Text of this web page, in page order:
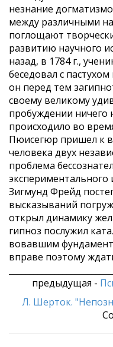
незнание
между различными
поглощают
развитию научного
назад, в 1784 г.,
беседовал с
он перед тем
своему великому
пробуждении ничего
происходило во
Пюисегюр пришел к
человека двух
проблема
экспериментального
Зигмунд Фрейд
высказываний
открыл динамику
гипноз послужил
вовавшим
вправе поэтому
предыдущая -
Л. Шерток.